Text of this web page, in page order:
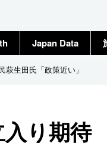
Japan Data
生田氏「政策近い」
入り期